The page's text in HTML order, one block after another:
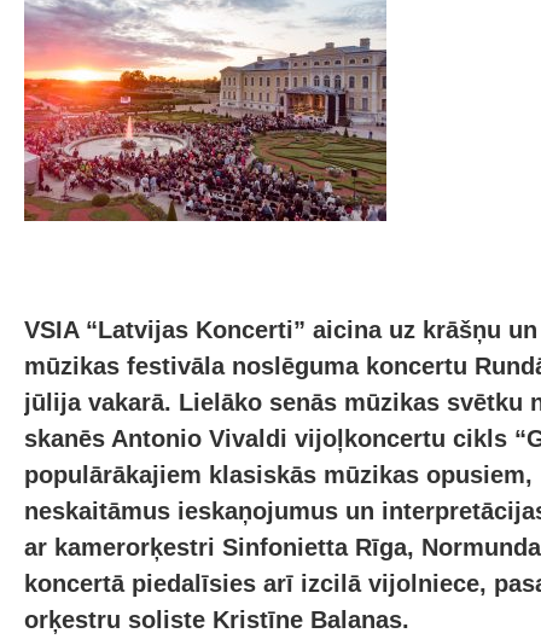
VSIA “Latvijas Koncerti” aicina uz krāšņu
mūzikas festivāla noslēguma koncertu
jūlija vakarā. Lielāko senās mūzikas svētku
skanēs Antonio Vivaldi vijoļkoncertu cikls
populārākajiem klasiskās mūzikas
neskaitāmus ieskaņojumus un
ar kamerorķestri Sinfonietta Rīga,
koncertā piedalīsies arī izcilā vijolniece,
orķestru soliste Kristīne Balanas.